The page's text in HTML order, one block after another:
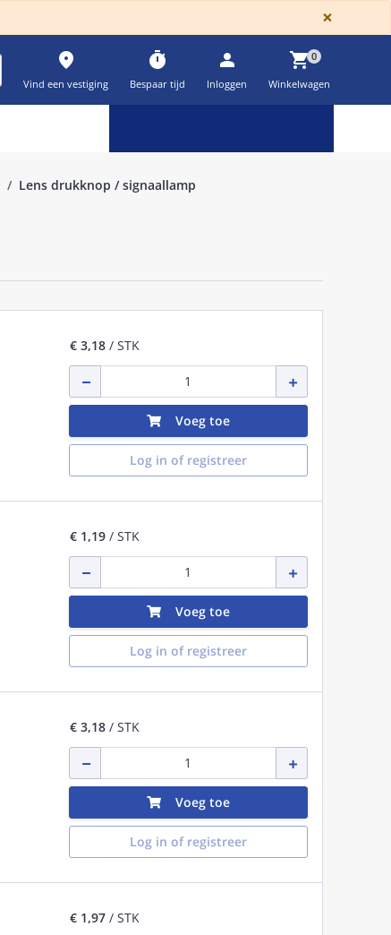
×
place
Vind een vestiging
timer
Bespaar tijd
person
Inloggen
shopping_cart0
Winkelwagen
Lens drukknop / signaallamp
€ 3,18/ STK
Voeg toe
Log in of registreer
€ 1,19/ STK
Voeg toe
Log in of registreer
€ 3,18/ STK
Voeg toe
Log in of registreer
€ 1,97/ STK